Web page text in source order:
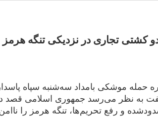
کشتی تجاری در نزدیکی تنگه هرمز
حمله موشکی بامداد سه‌شنبه سپاه
به نظر می‌رسد جمهوری اسلامی قصد
و رفع تحریم‌ها، تنگه هرمز را